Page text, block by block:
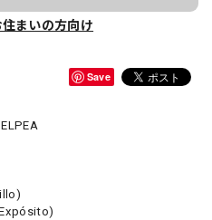
住まいの方向け
Save
Expósito)